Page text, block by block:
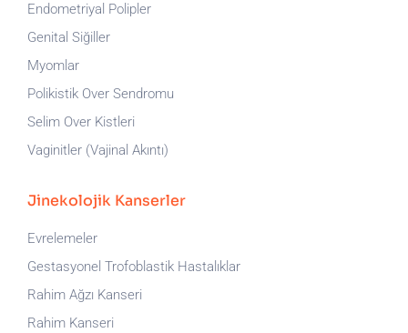
Endometriyal Polipler
Genital Siğiller
Myomlar
Polikistik Over Sendromu
Selim Over Kistleri
Vaginitler (Vajinal Akıntı)
Jinekolojik Kanserler
Evrelemeler
Gestasyonel Trofoblastik Hastalıklar
Rahim Ağzı Kanseri
Rahim Kanseri